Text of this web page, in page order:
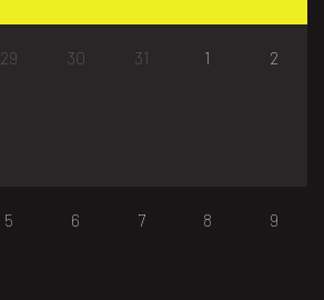
29 30 31 1 2
5 6 7 8 9